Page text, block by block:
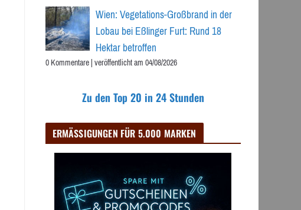
Wien: Vegetations-Großbrand in der
Lobau bei Eßlinger Furt: Rund 18
Hektar betroffen
0 Kommentare|veröffentlicht am 04/08/2026
Zu den Top 20 in 24 Stunden
ERMÄSSIGUNGEN FÜR 5.000 MARKEN